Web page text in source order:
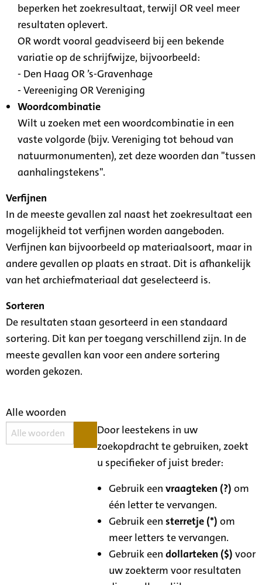
beperken het zoekresultaat, terwijl OR veel meer
resultaten oplevert.
OR wordt vooral geadviseerd bij een bekende
variatie op de schrijfwijze, bijvoorbeeld:
- Den Haag OR ’s-Gravenhage
- Vereeniging OR Vereniging
Woordcombinatie
Wilt u zoeken met een woordcombinatie in een
vaste volgorde (bijv. Vereniging tot behoud van
natuurmonumenten), zet deze woorden dan "tussen
aanhalingstekens".
Verfijnen
In de meeste gevallen zal naast het zoekresultaat een
mogelijkheid tot verfijnen worden aangeboden.
Verfijnen kan bijvoorbeeld op materiaalsoort, maar in
andere gevallen op plaats en straat. Dit is afhankelijk
van het archiefmateriaal dat geselecteerd is.
Sorteren
De resultaten staan gesorteerd in een standaard
sortering. Dit kan per toegang verschillend zijn. In de
meeste gevallen kan voor een andere sortering
worden gekozen.
Alle woorden
Door leestekens in uw
zoekopdracht te gebruiken, zoekt
u specifieker of juist breder:
Gebruik eenvraagteken (?) om
één letter te vervangen.
Gebruik eensterretje (*) om
meer letters te vervangen.
Gebruik eendollarteken ($) voor
uw zoekterm voor resultaten